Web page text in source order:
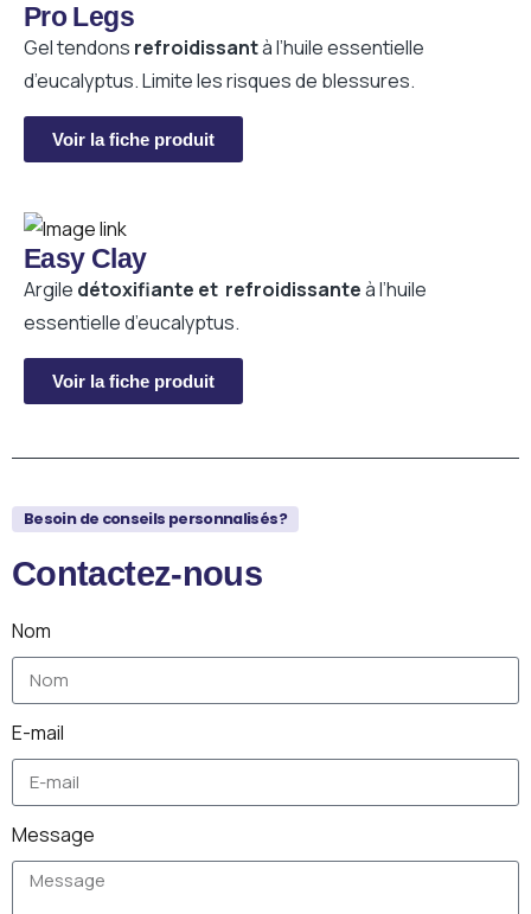
Pro Legs
Gel tendons refroidissantà l’huile essentielle
d’eucalyptus. Limite les risques de blessures.
Voir la fiche produit
Easy Clay
Argile détoxifiante et refroidissanteà l’huile
essentielle d’eucalyptus.
Voir la fiche produit
Besoin de conseils personnalisés?
Contactez-nous
Nom
E-mail
Message